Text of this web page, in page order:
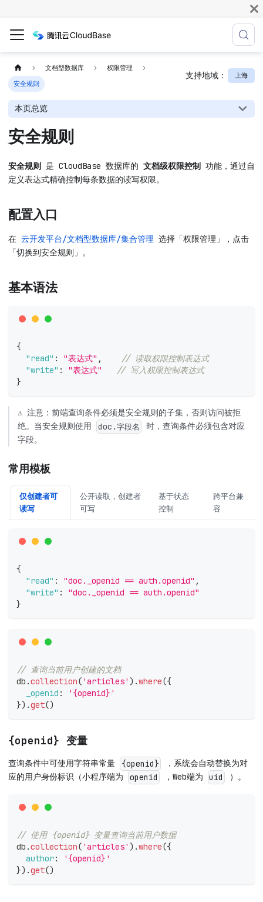
文档型数据库
权限管理
安全规则
支持地域： 上海
本页总览
安全规则
安全规则 是 CloudBase 数据库的 文档级权限控制 功能，通过自
定义表达式精确控制每条数据的读写权限。
配置入口
在 云开发平台/文档型数据库/集合管理 选择「权限管理」，点击
「切换到安全规则」。
基本语法
{
"read" : "表达式" ,
// 读取权限控制表达式
"write" : "表达式"
// 写入权限控制表达式
}
⚠️ 注意：前端查询条件必须是安全规则的子集，否则访问被拒
绝。当安全规则使用
doc.字段名
时，查询条件必须包含对应
字段。
常用模板
仅创建者可
读写
公开读取，创建者
可写
基于状态
控制
跨平台兼
容
{
"read" : "doc._openid == auth.openid" ,
"write" :
"doc._openid == auth.openid"
}
// 查询当前用户创建的文档
db .collection( 'articles' ) .where({
_openid :
'{openid}'
}) .get()
{openid} 变量
查询条件中可使用字符串常量 {openid}
，系统会自动替换为对
应的用户身份标识（小程序端为
openid ，Web端为 uid ）。
// 使用 {openid} 变量查询当前用户数据
db .collection( 'articles' ) .where({
author:
'{openid}'
}) .get()